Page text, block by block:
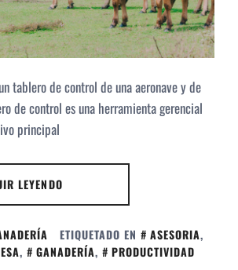
tablero de control de una aeronave y de
de control es una herramienta gerencial
principal
LEYENDO
ETIQUETADO EN ASESORIA,
, GANADERÍA, PRODUCTIVIDAD